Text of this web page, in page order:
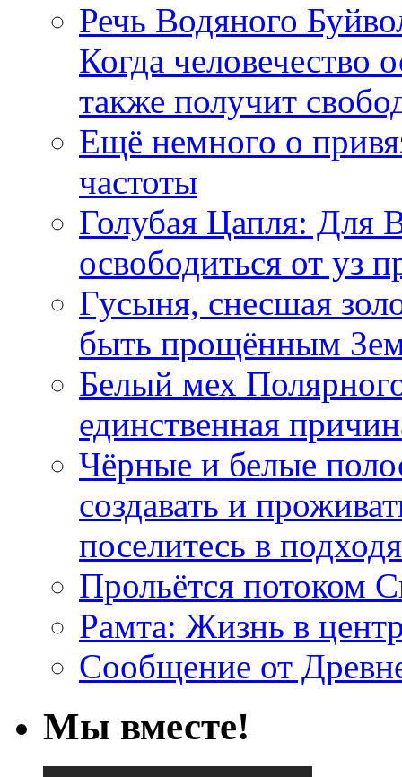
Речь Водяного
Когда человечество
также получит
Ещё немного о
частоты
Голубая Цапля: Для
освободиться от уз
Гусыня, снесшая
быть прощённым
Белый мех
единственная
Чёрные и белые
создавать и
поселитесь в
Прольётся потоком
Рамта: Жизнь в
Сообщение от
Мы вместе!